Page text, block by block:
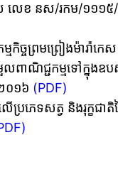
ស លេខ នស/រកម/១១១៥
ព្រមព្រៀងម៉ារ៉ាកេស ស្
ាណិជ្ជកម្មទៅក្នុងឧបស
០១៦ (PDF)
រភេទសត្វ និងរុក្ខជា